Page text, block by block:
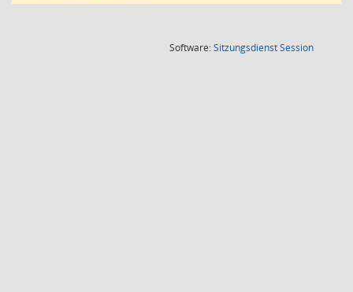
Software:SitzungsdienstSession(Wird in